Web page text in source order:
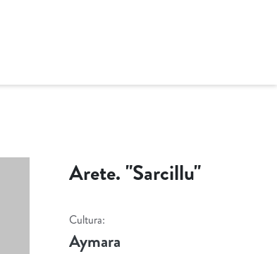
Arete. "Sarcillu"
Cultura:
Aymara